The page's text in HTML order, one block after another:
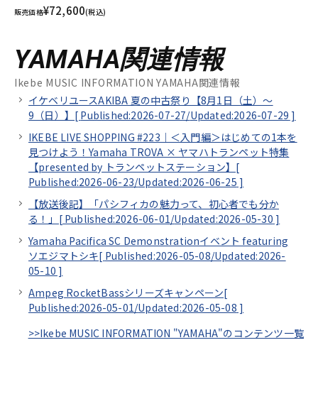
販売価格¥72,600(税込)
YAMAHA関連情報
Ikebe MUSIC INFORMATION YAMAHA関連情報
イケベリユースAKIBA 夏の中古祭り【8月1日（土）～
9（日）】[ Published:2026-07-27/Updated:2026-07-29 ]
IKEBE LIVE SHOPPING #223｜＜入門編＞はじめての1本を
見つけよう！Yamaha TROVA × ヤマハトランペット特集
【presented by トランペットステーション】[
Published:2026-06-23/Updated:2026-06-25 ]
【放送後記】「パシフィカの魅力って、初心者でも分か
る！」[ Published:2026-06-01/Updated:2026-05-30 ]
Yamaha Pacifica SC Demonstrationイベント featuring
ソエジマトシキ[ Published:2026-05-08/Updated:2026-
05-10 ]
Ampeg RocketBassシリーズキャンペーン[
Published:2026-05-01/Updated:2026-05-08 ]
>>Ikebe MUSIC INFORMATION "YAMAHA"のコンテンツ一覧